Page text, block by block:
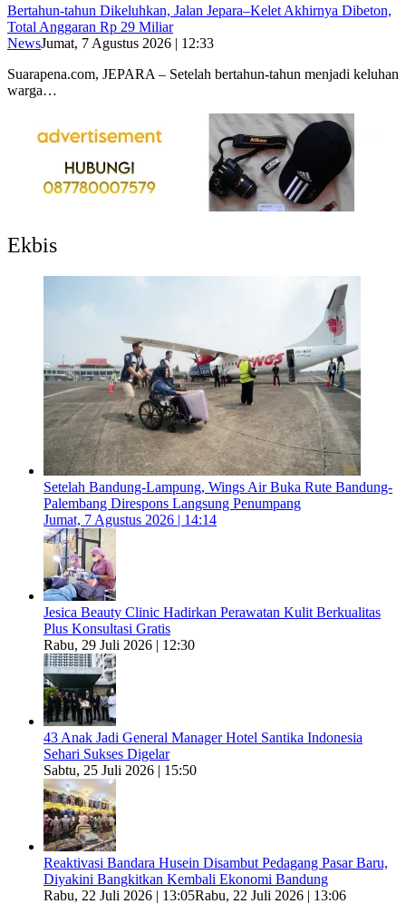
Bertahun-tahun Dikeluhkan, Jalan Jepara–Kelet Akhirnya Dibeton,
Total Anggaran Rp 29 Miliar
NewsJumat, 7 Agustus 2026 | 12:33
Suarapena.com, JEPARA – Setelah bertahun-tahun menjadi keluhan
warga…
Ekbis
Setelah Bandung-Lampung, Wings Air Buka Rute Bandung-
Palembang Direspons Langsung Penumpang
Jumat, 7 Agustus 2026 | 14:14
Jesica Beauty Clinic Hadirkan Perawatan Kulit Berkualitas
Plus Konsultasi Gratis
Rabu, 29 Juli 2026 | 12:30
43 Anak Jadi General Manager Hotel Santika Indonesia
Sehari Sukses Digelar
Sabtu, 25 Juli 2026 | 15:50
Reaktivasi Bandara Husein Disambut Pedagang Pasar Baru,
Diyakini Bangkitkan Kembali Ekonomi Bandung
Rabu, 22 Juli 2026 | 13:05Rabu, 22 Juli 2026 | 13:06